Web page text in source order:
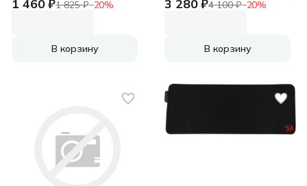
1 460 ₽1 825 ₽−20%
AGILITY GD22 GLEAM
GD22 GLEAM EDITION
320x220x3mm
В корзину
3 280 ₽4 100 ₽−20%
STUDIO SERIES,
STUDIO SERIES,
300x700mm, тёмно-
В корзину